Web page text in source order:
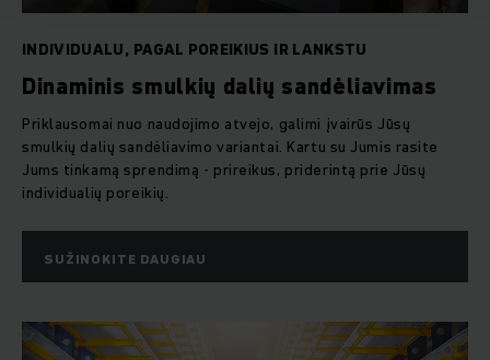
INDIVIDUALU, PAGAL POREIKIUS IR LANKSTU
Dinaminis smulkių dalių sandėliavimas
Priklausomai nuo naudojimo atvejo, galimi įvairūs Jūsų
smulkių dalių sandėliavimo variantai. Kartu su Jumis rasite
Jums tinkamą sprendimą - prireikus, priderintą prie Jūsų
individualių poreikių.
SUŽINOKITE DAUGIAU